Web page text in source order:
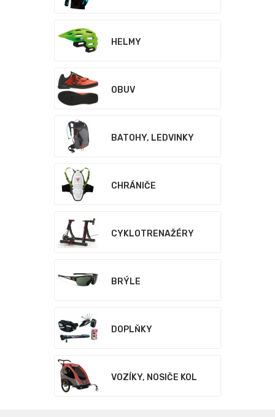
HELMY
OBUV
BATOHY, LEDVINKY
CHRÁNIČE
CYKLOTRENAŽÉRY
BRÝLE
DOPLŇKY
VOZÍKY, NOSIČE KOL